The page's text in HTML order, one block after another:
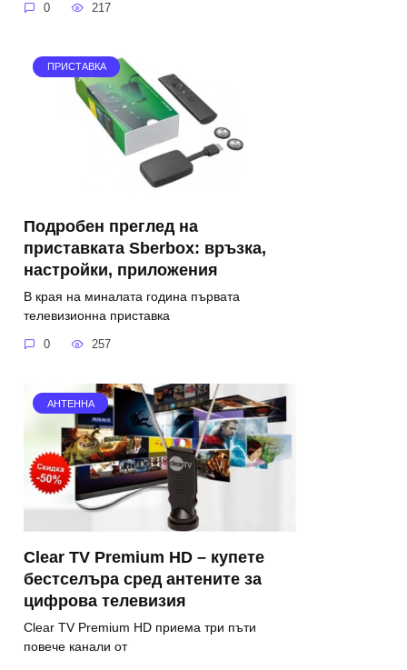
0 217
ПРИСТАВКА
Подробен преглед на
приставката Sberbox: връзка,
настройки, приложения
В края на миналата година първата
телевизионна приставка
0 257
АНТЕННА
Clear TV Premium HD – купете
бестселъра сред антените за
цифрова телевизия
Clear TV Premium HD приема три пъти
повече канали от